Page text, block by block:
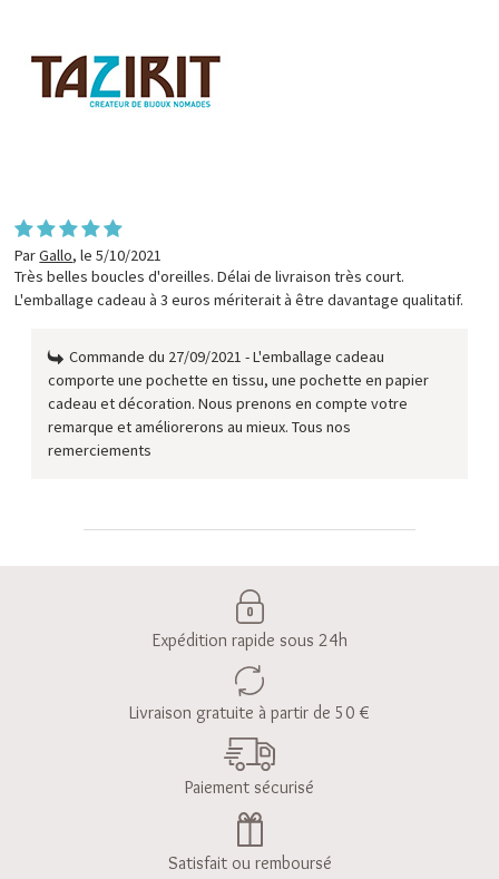
ParGallo,le 5/10/2021
Très belles boucles d'oreilles. Délai de livraison très court.
L'emballage cadeau à 3 euros mériterait à être davantage qualitatif.
Commande du 27/09/2021 - L'emballage cadeau
comporte une pochette en tissu, une pochette en papier
cadeau et décoration. Nous prenons en compte votre
remarque et améliorerons au mieux. Tous nos
remerciements
Expédition rapide sous 24h
Livraison gratuite à partir de 50 €
Paiement sécurisé
Satisfait ou remboursé